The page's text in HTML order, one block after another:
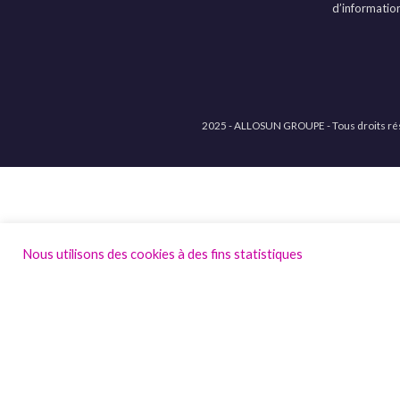
2025 - ALLOSUN GROUPE - Tous droits
Nous utilisons des cookies à des fins statistiques